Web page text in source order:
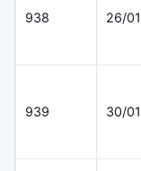
938 26/
939 30/